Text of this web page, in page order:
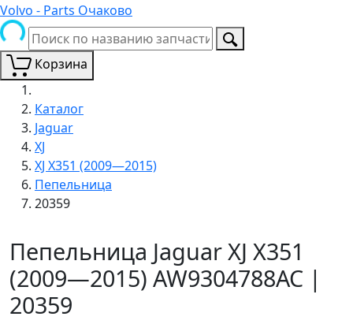
Volvo - Parts Очаково
Корзина
Каталог
Jaguar
XJ
XJ X351 (2009—2015)
Пепельница
20359
Пепельница Jaguar XJ X351
(2009—2015) AW9304788AC |
20359